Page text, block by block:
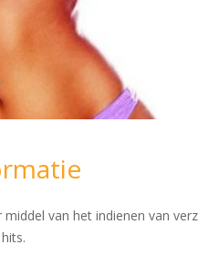
van het indienen van